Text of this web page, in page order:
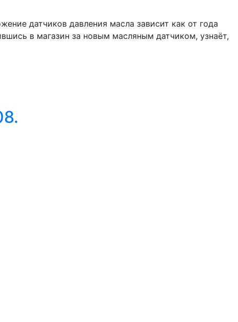
датчиков давления масла зависит как от года
в магазин за новым масляным датчиком, узнаёт,